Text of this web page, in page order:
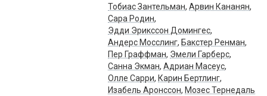
Тобиас Зантельман, Арвин Кананян,
Сара Родин,
Эдди Эрикссон Домингес,
Андерс Мосслинг, Бакстер Ренман,
Пер Граффман, Эмели Гарберс,
Санна Экман, Адриан Масеус,
Олле Сарри, Карин Бертлинг,
Изабель Аронссон, Мозес Тернедаль